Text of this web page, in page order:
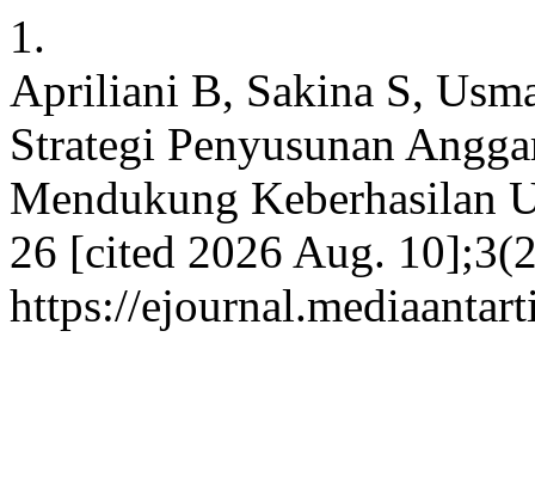
1.
Apriliani B, Sakina S,
Strategi Penyusunan
Mendukung Keberhasilan
26 [cited 2026 Aug.
https://